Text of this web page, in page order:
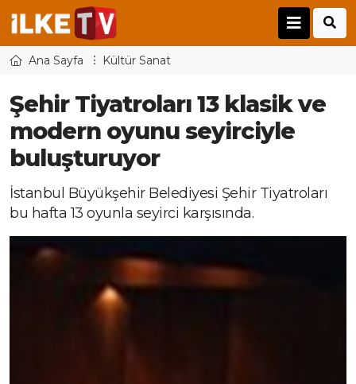
Ana Sayfa Kültür Sanat
Şehir Tiyatroları 13 klasik ve
modern oyunu seyirciyle
buluşturuyor
İstanbul Büyükşehir Belediyesi Şehir Tiyatroları
bu hafta 13 oyunla seyirci karşısında.